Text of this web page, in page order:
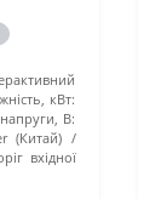
кВт:
В:
(Китай)
вхідної